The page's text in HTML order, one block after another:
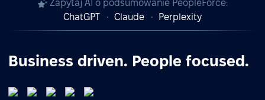
Zapytaj AI o podsumowanie PeopleForce:
ChatGPT
Claude Perplexity
Business driven. People focused.